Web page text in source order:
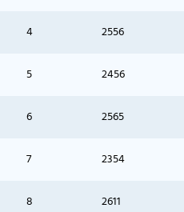
4 2556
5 2456
6 2565
7 2354
8 2611